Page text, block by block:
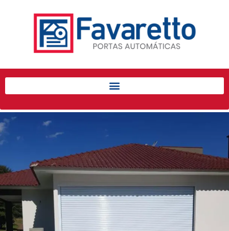
Início
Porta de Enrolar Automática
Automatizadores
Acessórios Para Portas de
Pintura eletrostática
Portfólio
Contato